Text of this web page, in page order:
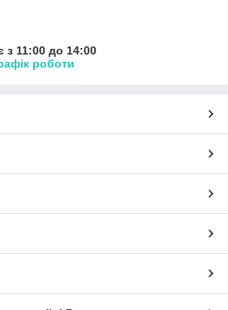
з 11:00 до 14:00
роботи